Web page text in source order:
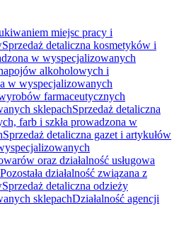
miejsc pracy i
Sprzedaż detaliczna kosmetyków i
w wyspecjalizowanych
alkoholowych i
w wyspecjalizowanych
farmaceutycznych
sklepachSprzedaż detaliczna
farb i szkła prowadzona w
Sprzedaż detaliczna gazet i artykułów
oraz działalność usługowa
Pozostała działalność związana z
Sprzedaż detaliczna odzieży
sklepachDziałalność agencji